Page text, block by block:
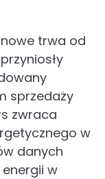
trwa od
sprzedaży
zwraca
w
danych
w